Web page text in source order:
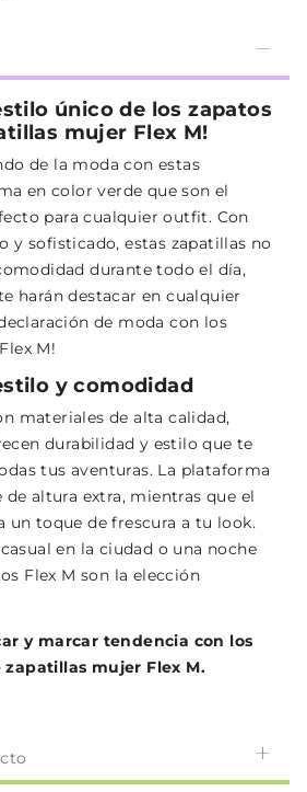
único de los zapatos
mujer Flex M!
de la moda con estas
en color verde que son el
para cualquier outfit. Con
y sofisticado, estas zapatillas no
durante todo el día,
harán destacar en cualquier
de moda con los
M!
y comodidad
materiales de alta calidad,
durabilidad y estilo que te
tus aventuras. La plataforma
altura extra, mientras que el
un toque de frescura a tu look.
en la ciudad o una noche
Flex M son la elección
y marcar tendencia con los
zapatillas mujer Flex M.